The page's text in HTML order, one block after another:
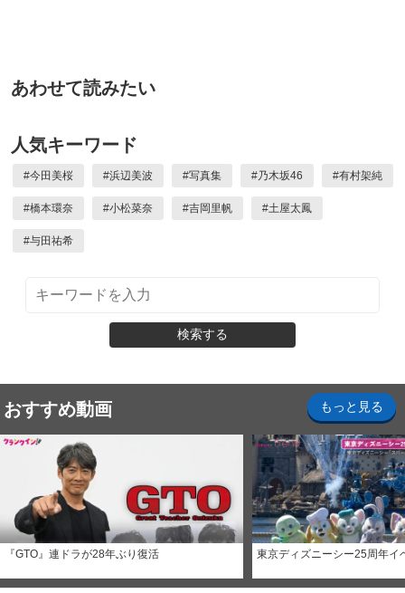
あわせて読みたい
人気キーワード
#今田美桜 #浜辺美波 #写真集 #乃木坂46 #有村架純
#橋本環奈 #小松菜奈 #吉岡里帆 #土屋太鳳
#与田祐希
検索する
おすすめ動画 もっと見る
『GTO』連ドラが28年ぶり復活 東京ディズニーシー25周年イ